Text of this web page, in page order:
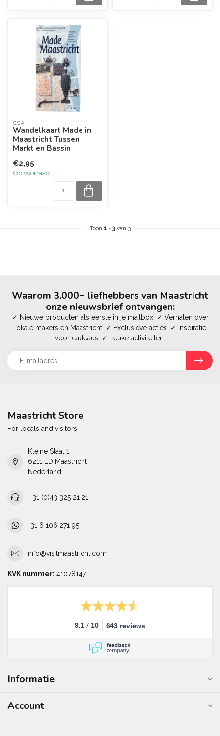
SSAI
Wandelkaart Made in
Maastricht Tussen
Markt en Bassin
€2,95
Op voorraad
Toon 1 - 3van 3
Waarom 3.000+ liefhebbers van Maastricht
onze nieuwsbrief ontvangen:
✓ Nieuwe producten als eerste in je mailbox. ✓ Verhalen over
lokale makers en Maastricht. ✓ Exclusieve acties. ✓ Inspiratie
voor cadeaus. ✓ Leuke activiteiten.
Maastricht Store
For locals and visitors
Kleine Staat 1
6211 ED Maastricht
Nederland
+ 31 (0)43 325 21 21
+31 6 106 271 95
info@visitmaastricht.com
KVK nummer: 41078147
9.1 / 10 643 reviews
Informatie
Account